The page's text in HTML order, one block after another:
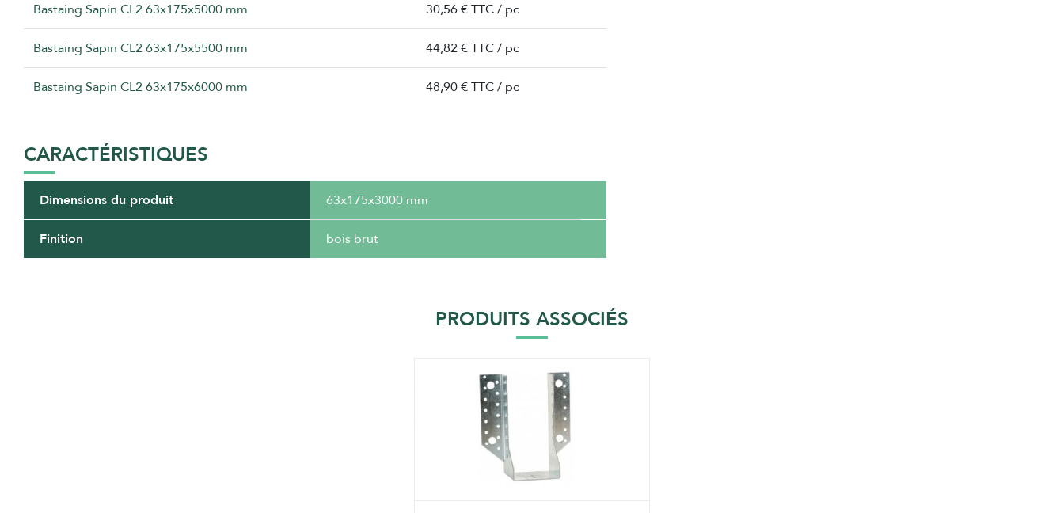
Bastaing Sapin CL2 63x175x5000 mm 30,56 € TTC / pc
Bastaing Sapin CL2 63x175x5500 mm 44,82 € TTC / pc
Bastaing Sapin CL2 63x175x6000 mm 48,90 € TTC / pc
CARACTÉRISTIQUES
Dimensions du produit 63x175x3000 mm
Finition bois brut
PRODUITS ASSOCIÉS